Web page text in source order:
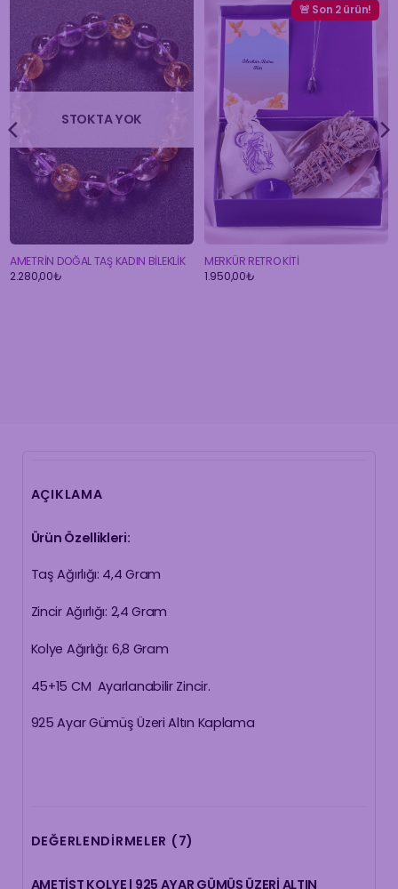
STOKTA YOK
AMETRİN DOĞAL TAŞ KADIN BİLEKLİK
2.280,00₺
🚨 Son 2 ürün!
MERKÜR RETRO KİTİ
1.950,00₺
AÇIKLAMA
Ürün Özellikleri:
Taş Ağırlığı: 4,4 Gram
Zincir Ağırlığı: 2,4 Gram
Kolye Ağırlığı: 6,8 Gram
45+15 CM Ayarlanabilir Zincir.
925 Ayar Gümüş Üzeri Altın Kaplama
DEĞERLENDIRMELER (7)
AMETİST KOLYE | 925 AYAR GÜMÜŞ ÜZERİ ALTIN